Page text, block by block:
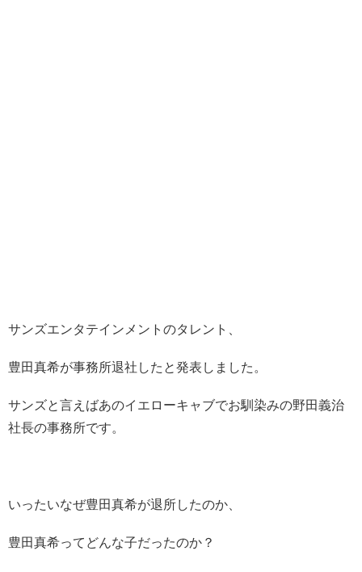
サンズエンタテインメントのタレント、
豊田真希が事務所退社したと発表しました。
サンズと言えばあのイエローキャブでお馴染みの野田義治
社長の事務所です。
いったいなぜ豊田真希が退所したのか、
豊田真希ってどんな子だったのか？